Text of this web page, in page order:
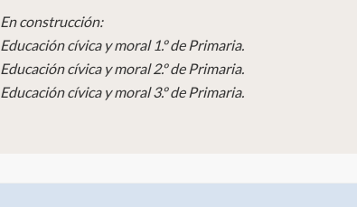
En construcción:
Educación cívica y moral 1.º de Primaria.
Educación cívica y moral 2.º de Primaria.
Educación cívica y moral 3.º de Primaria.